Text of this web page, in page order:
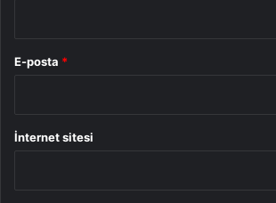
E-posta *
İnternet sitesi